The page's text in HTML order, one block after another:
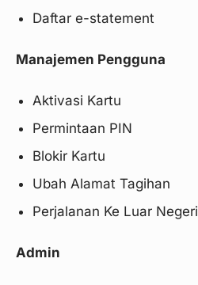
Daftar e-statement
Manajemen Pengguna
Aktivasi Kartu
Permintaan PIN
Blokir Kartu
Ubah Alamat Tagihan
Perjalanan Ke Luar Negeri
Admin